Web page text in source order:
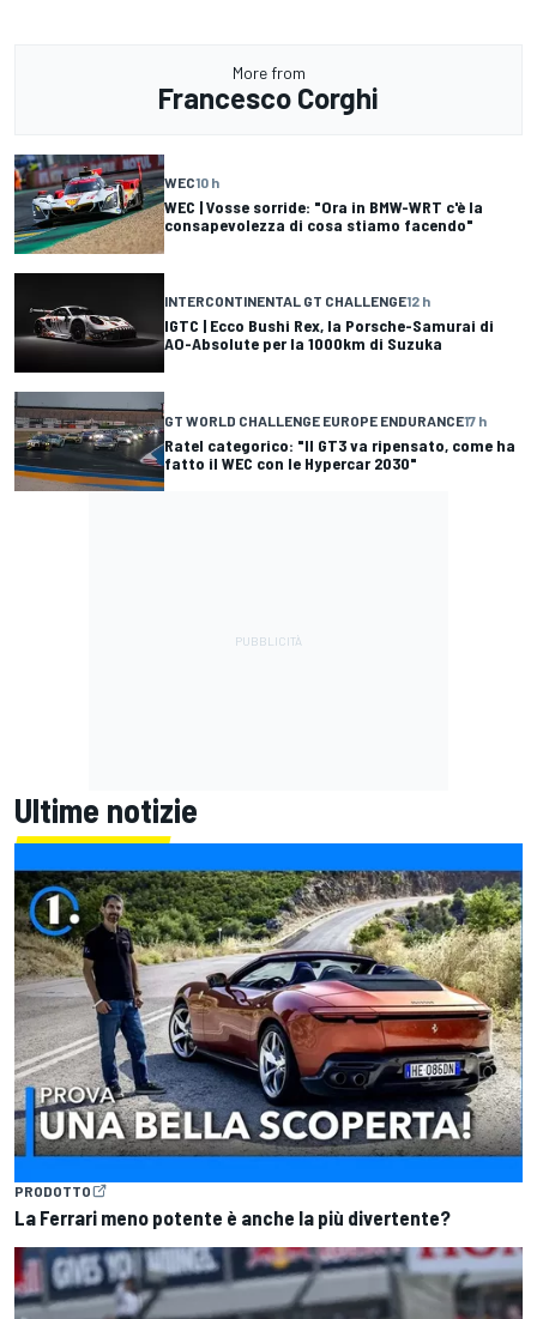
More from
Francesco Corghi
WEC10 h
WEC | Vosse sorride: "Ora in BMW-WRT c'è la
consapevolezza di cosa stiamo facendo"
INTERCONTINENTAL GT CHALLENGE12 h
IGTC | Ecco Bushi Rex, la Porsche-Samurai di
AO-Absolute per la 1000km di Suzuka
GT WORLD CHALLENGE EUROPE ENDURANCE17 h
Ratel categorico: "Il GT3 va ripensato, come ha
fatto il WEC con le Hypercar 2030"
Ultime notizie
PRODOTTO
La Ferrari meno potente è anche la più divertente?